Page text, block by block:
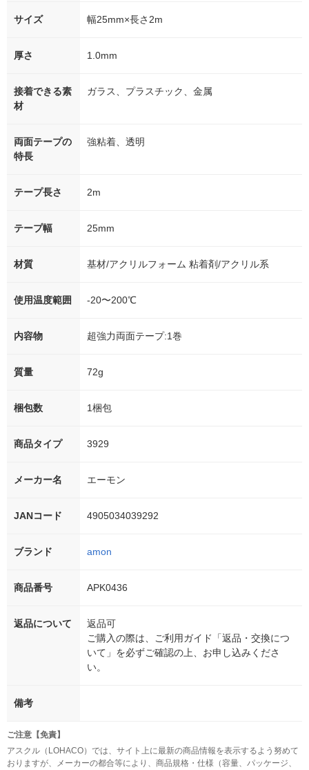
サイズ 幅25mm×長さ2m
厚さ 1.0mm
接着できる素
材
ガラス、プラスチック、金属
両面テープの
特長
強粘着、透明
テープ長さ 2m
テープ幅 25mm
材質 基材/アクリルフォーム 粘着剤/アクリル系
使用温度範囲 -20〜200℃
内容物 超強力両面テープ:1巻
質量 72g
梱包数 1梱包
商品タイプ 3929
メーカー名 エーモン
JANコード 4905034039292
ブランド amon
商品番号 APK0436
返品について
返品可
ご購入の際は、ご利用ガイド「返品・交換につ
いて」を必ずご確認の上、お申し込みくださ
い。
備考
ご注意【免責】
アスクル（LOHACO）では、サイト上に最新の商品情報を表示するよう努めて
おりますが、メーカーの都合等により、商品規格・仕様（容量、パッケージ、